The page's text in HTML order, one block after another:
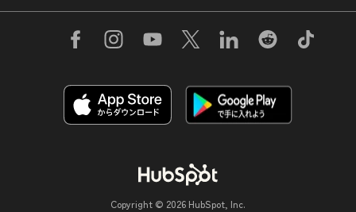
Copyright © 2026 HubSpot, Inc.